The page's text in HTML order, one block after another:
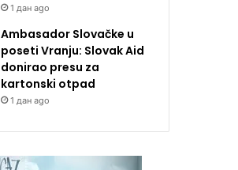
1 дан ago
Ambasador Slovačke u
poseti Vranju: Slovak Aid
donirao presu za
kartonski otpad
1 дан ago